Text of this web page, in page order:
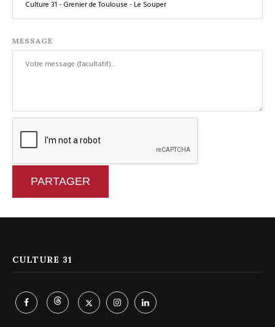
MESSAGE
PARTAGER
CULTURE 31